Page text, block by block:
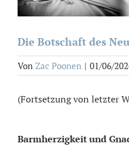
Die Botschaft des
Von Zac Poonen | 01/06/
(Fortsetzung von letzter
Barmherzigkeit und